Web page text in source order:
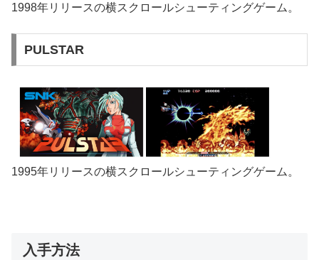
1998年リリースの横スクロールシューティングゲーム。
PULSTAR
1995年リリースの横スクロールシューティングゲーム。
入手方法